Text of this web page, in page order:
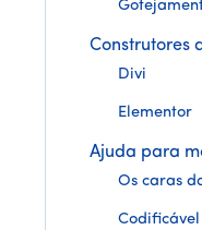
Construtores
Divi
Elementor
Ajuda para
Os caras
Codificável